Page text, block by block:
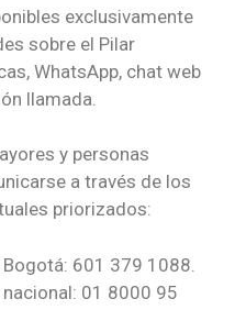
exclusivamente
sobre el Pilar
WhatsApp, chat web
llamada.
y personas
a través de los
priorizados:
601 379 1088.
01 8000 95